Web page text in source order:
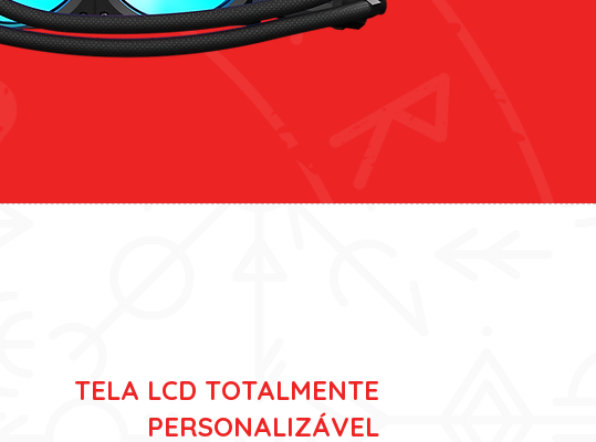
TELA LCD TOTALMENTE
PERSONALIZÁVEL